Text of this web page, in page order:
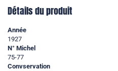
Détails du produit
Année
1927
N° Michel
75-77
Convservation